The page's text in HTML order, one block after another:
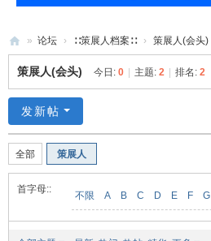
71
0
装
美
食
» 论坛 › ∷策展人档案∷ › 策展人(会头)
策展人(会头) 今日: 0 | 主题: 2 | 排名: 2
发新帖
全部 策展人
首字母::
不限 A B C D E F G